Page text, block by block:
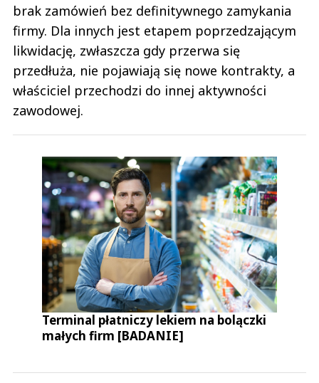
brak zamówień bez definitywnego zamykania
firmy. Dla innych jest etapem poprzedzającym
likwidację, zwłaszcza gdy przerwa się
przedłuża, nie pojawiają się nowe kontrakty, a
właściciel przechodzi do innej aktywności
zawodowej.
Terminal płatniczy lekiem na bolączki
małych firm [BADANIE]